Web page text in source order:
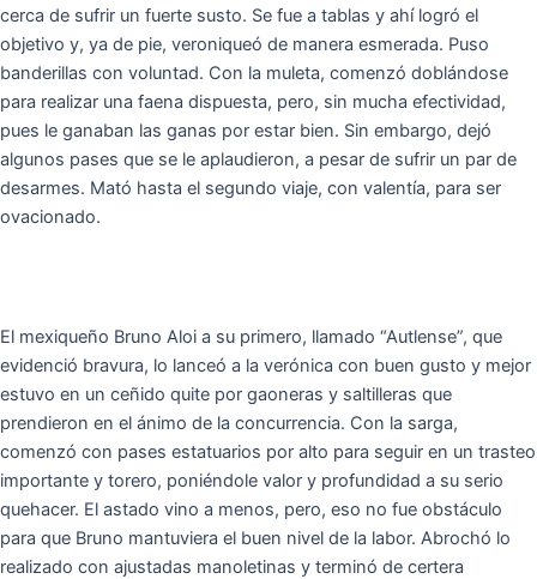
cerca de sufrir un fuerte susto. Se fue a tablas y ahí logró el
objetivo y, ya de pie, veroniqueó de manera esmerada. Puso
banderillas con voluntad. Con la muleta, comenzó doblándose
para realizar una faena dispuesta, pero, sin mucha efectividad,
pues le ganaban las ganas por estar bien. Sin embargo, dejó
algunos pases que se le aplaudieron, a pesar de sufrir un par de
desarmes. Mató hasta el segundo viaje, con valentía, para ser
ovacionado.
El mexiqueño Bruno Aloi a su primero, llamado “Autlense”, que
evidenció bravura, lo lanceó a la verónica con buen gusto y mejor
estuvo en un ceñido quite por gaoneras y saltilleras que
prendieron en el ánimo de la concurrencia. Con la sarga,
comenzó con pases estatuarios por alto para seguir en un trasteo
importante y torero, poniéndole valor y profundidad a su serio
quehacer. El astado vino a menos, pero, eso no fue obstáculo
para que Bruno mantuviera el buen nivel de la labor. Abrochó lo
realizado con ajustadas manoletinas y terminó de certera